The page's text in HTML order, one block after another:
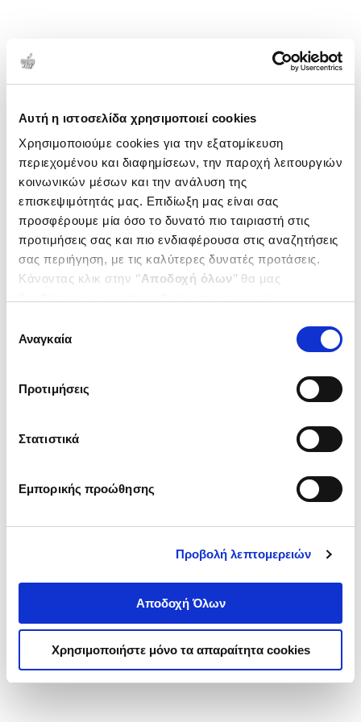
Αυτή η ιστοσελίδα χρησιμοποιεί cookies
Χρησιμοποιούμε cookies για την εξατομίκευση
περιεχομένου και διαφημίσεων, την παροχή λειτουργιών
κοινωνικών μέσων και την ανάλυση της
επισκεψιμότητάς μας. Επιδίωξη μας είναι σας
προσφέρουμε μία όσο το δυνατό πιο ταιριαστή στις
προτιμήσεις σας και πιο ενδιαφέρουσα στις αναζητήσεις
σας περιήγηση, με τις καλύτερες δυνατές προτάσεις.
Κάνοντας κλικ στην ‘’Αποδοχή όλων’’ θα μας
ενδιαφέρουν και να επιλέξετε από τα παρακάτω με την
΄΄και να ενημερωθείτε σχετικά με
συγκατάθεσης
Αναγκαία
Προτιμήσεις
Στατιστικά
Εμπορικής προώθησης
Προβολή λεπτομερειών
Αποδοχή Όλων
Χρησιμοποιήστε μόνο τα απαραίτητα cookies